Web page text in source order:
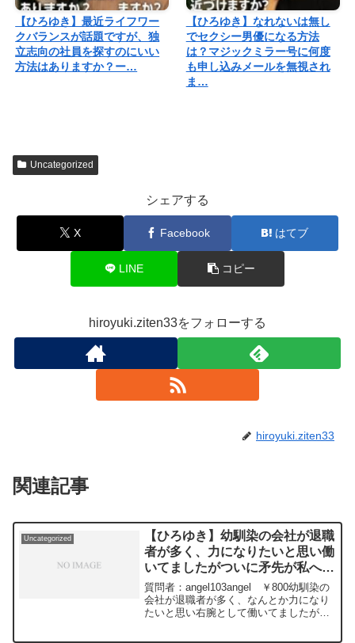
【ひろゆき】最近ライフワー
クバランスが話題ですが、独
立志向の社員を探すのにいい
方法はありますか？ー…
【ひろゆき】なれないは無し
でセクシー男優になる方法
は？マジックミラー号に何度
も申し込みメールを無視され
ま…
Uncategorized
シェアする
X Facebook はてブ
LINE コピー
hiroyuki.ziten33をフォローする
hiroyuki.ziten33
関連記事
Uncategorized
【ひろゆき】幼馴染の会社が退職
者が多く、力になりたいと思い働
いてましたがついに矛先が私へ向
き鬱と診断され退職。友人関係も
崩壊、LINEなどブロックー ひ
ろゆき切り抜き 20240216
質問者：angel103angel ￥800幼馴染の
会社が退職者が多く、なんとか力になり
たいと思い右腕として働いてましたがつ